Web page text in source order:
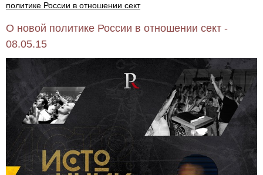
политике России в отношении сект
О новой политике России в отношении сект -
08.05.15